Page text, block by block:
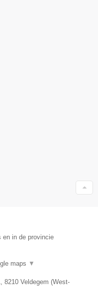
en in de provincie
maps ▼
8210 Veldegem (West-